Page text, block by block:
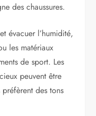
des chaussures.
évacuer l’humidité,
les matériaux
de sport. Les
peuvent être
des tons